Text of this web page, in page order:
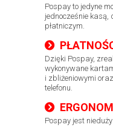
​Pospay to jedyne
jednocześnie
płatniczym.
Dzięki Pospay,
wykonywane
i zbliżeniowymi
telefonu.
Pospay jest